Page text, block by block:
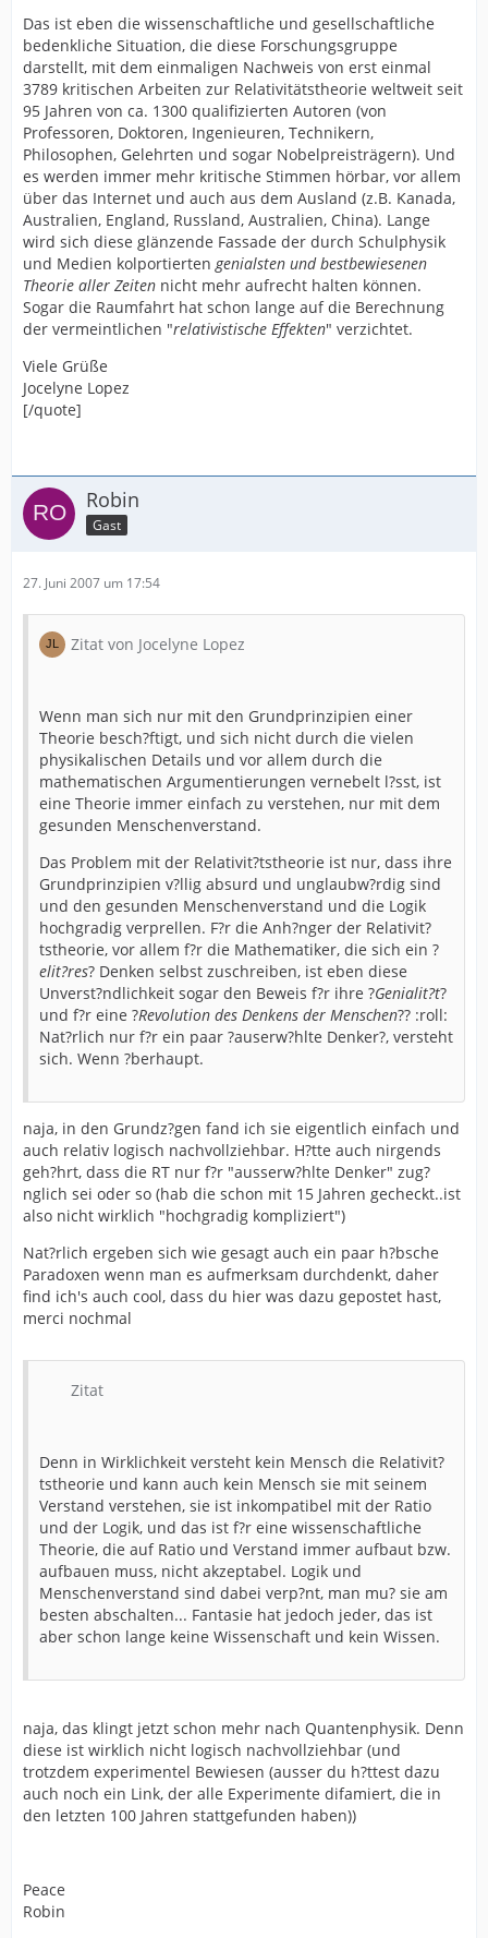
Das ist eben die wissenschaftliche und gesellschaftliche
bedenkliche Situation, die diese Forschungsgruppe
darstellt, mit dem einmaligen Nachweis von erst einmal
3789 kritischen Arbeiten zur Relativitätstheorie weltweit seit
95 Jahren von ca. 1300 qualifizierten Autoren (von
Professoren, Doktoren, Ingenieuren, Technikern,
Philosophen, Gelehrten und sogar Nobelpreisträgern). Und
es werden immer mehr kritische Stimmen hörbar, vor allem
über das Internet und auch aus dem Ausland (z.B. Kanada,
Australien, England, Russland, Australien, China). Lange
wird sich diese glänzende Fassade der durch Schulphysik
und Medien kolportiertengenialsten und bestbewiesenen
Theorie aller Zeiten nicht mehr aufrecht halten können.
Sogar die Raumfahrt hat schon lange auf die Berechnung
der vermeintlichen "relativistische Effekten" verzichtet.
Viele Grüße
Jocelyne Lopez
[/quote]
Robin
Gast
27. Juni 2007 um 17:54
Zitat von Jocelyne Lopez
Wenn man sich nur mit den Grundprinzipien einer
Theorie besch?ftigt, und sich nicht durch die vielen
physikalischen Details und vor allem durch die
mathematischen Argumentierungen vernebelt l?sst, ist
eine Theorie immer einfach zu verstehen, nur mit dem
gesunden Menschenverstand.
Das Problem mit der Relativit?tstheorie ist nur, dass ihre
Grundprinzipien v?llig absurd und unglaubw?rdig sind
und den gesunden Menschenverstand und die Logik
hochgradig verprellen. F?r die Anh?nger der Relativit?
tstheorie, vor allem f?r die Mathematiker, die sich ein ?
elit?res? Denken selbst zuschreiben, ist eben diese
Unverst?ndlichkeit sogar den Beweis f?r ihre ?Genialit?t?
und f?r eine ?Revolution des Denkens der Menschen?? :roll:
Nat?rlich nur f?r ein paar ?auserw?hlte Denker?, versteht
sich. Wenn ?berhaupt.
naja, in den Grundz?gen fand ich sie eigentlich einfach und
auch relativ logisch nachvollziehbar. H?tte auch nirgends
geh?hrt, dass die RT nur f?r "ausserw?hlte Denker" zug?
nglich sei oder so (hab die schon mit 15 Jahren gecheckt..ist
also nicht wirklich "hochgradig kompliziert")
Nat?rlich ergeben sich wie gesagt auch ein paar h?bsche
Paradoxen wenn man es aufmerksam durchdenkt, daher
find ich's auch cool, dass du hier was dazu gepostet hast,
merci nochmal
Zitat
Denn in Wirklichkeit versteht kein Mensch die Relativit?
tstheorie und kann auch kein Mensch sie mit seinem
Verstand verstehen, sie ist inkompatibel mit der Ratio
und der Logik, und das ist f?r eine wissenschaftliche
Theorie, die auf Ratio und Verstand immer aufbaut bzw.
aufbauen muss, nicht akzeptabel. Logik und
Menschenverstand sind dabei verp?nt, man mu? sie am
besten abschalten... Fantasie hat jedoch jeder, das ist
aber schon lange keine Wissenschaft und kein Wissen.
naja, das klingt jetzt schon mehr nach Quantenphysik. Denn
diese ist wirklich nicht logisch nachvollziehbar (und
trotzdem experimentel Bewiesen (ausser du h?ttest dazu
auch noch ein Link, der alle Experimente difamiert, die in
den letzten 100 Jahren stattgefunden haben))
Peace
Robin